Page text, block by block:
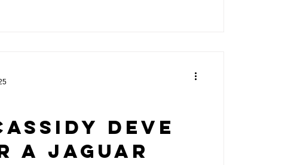
deve
a Jaguar